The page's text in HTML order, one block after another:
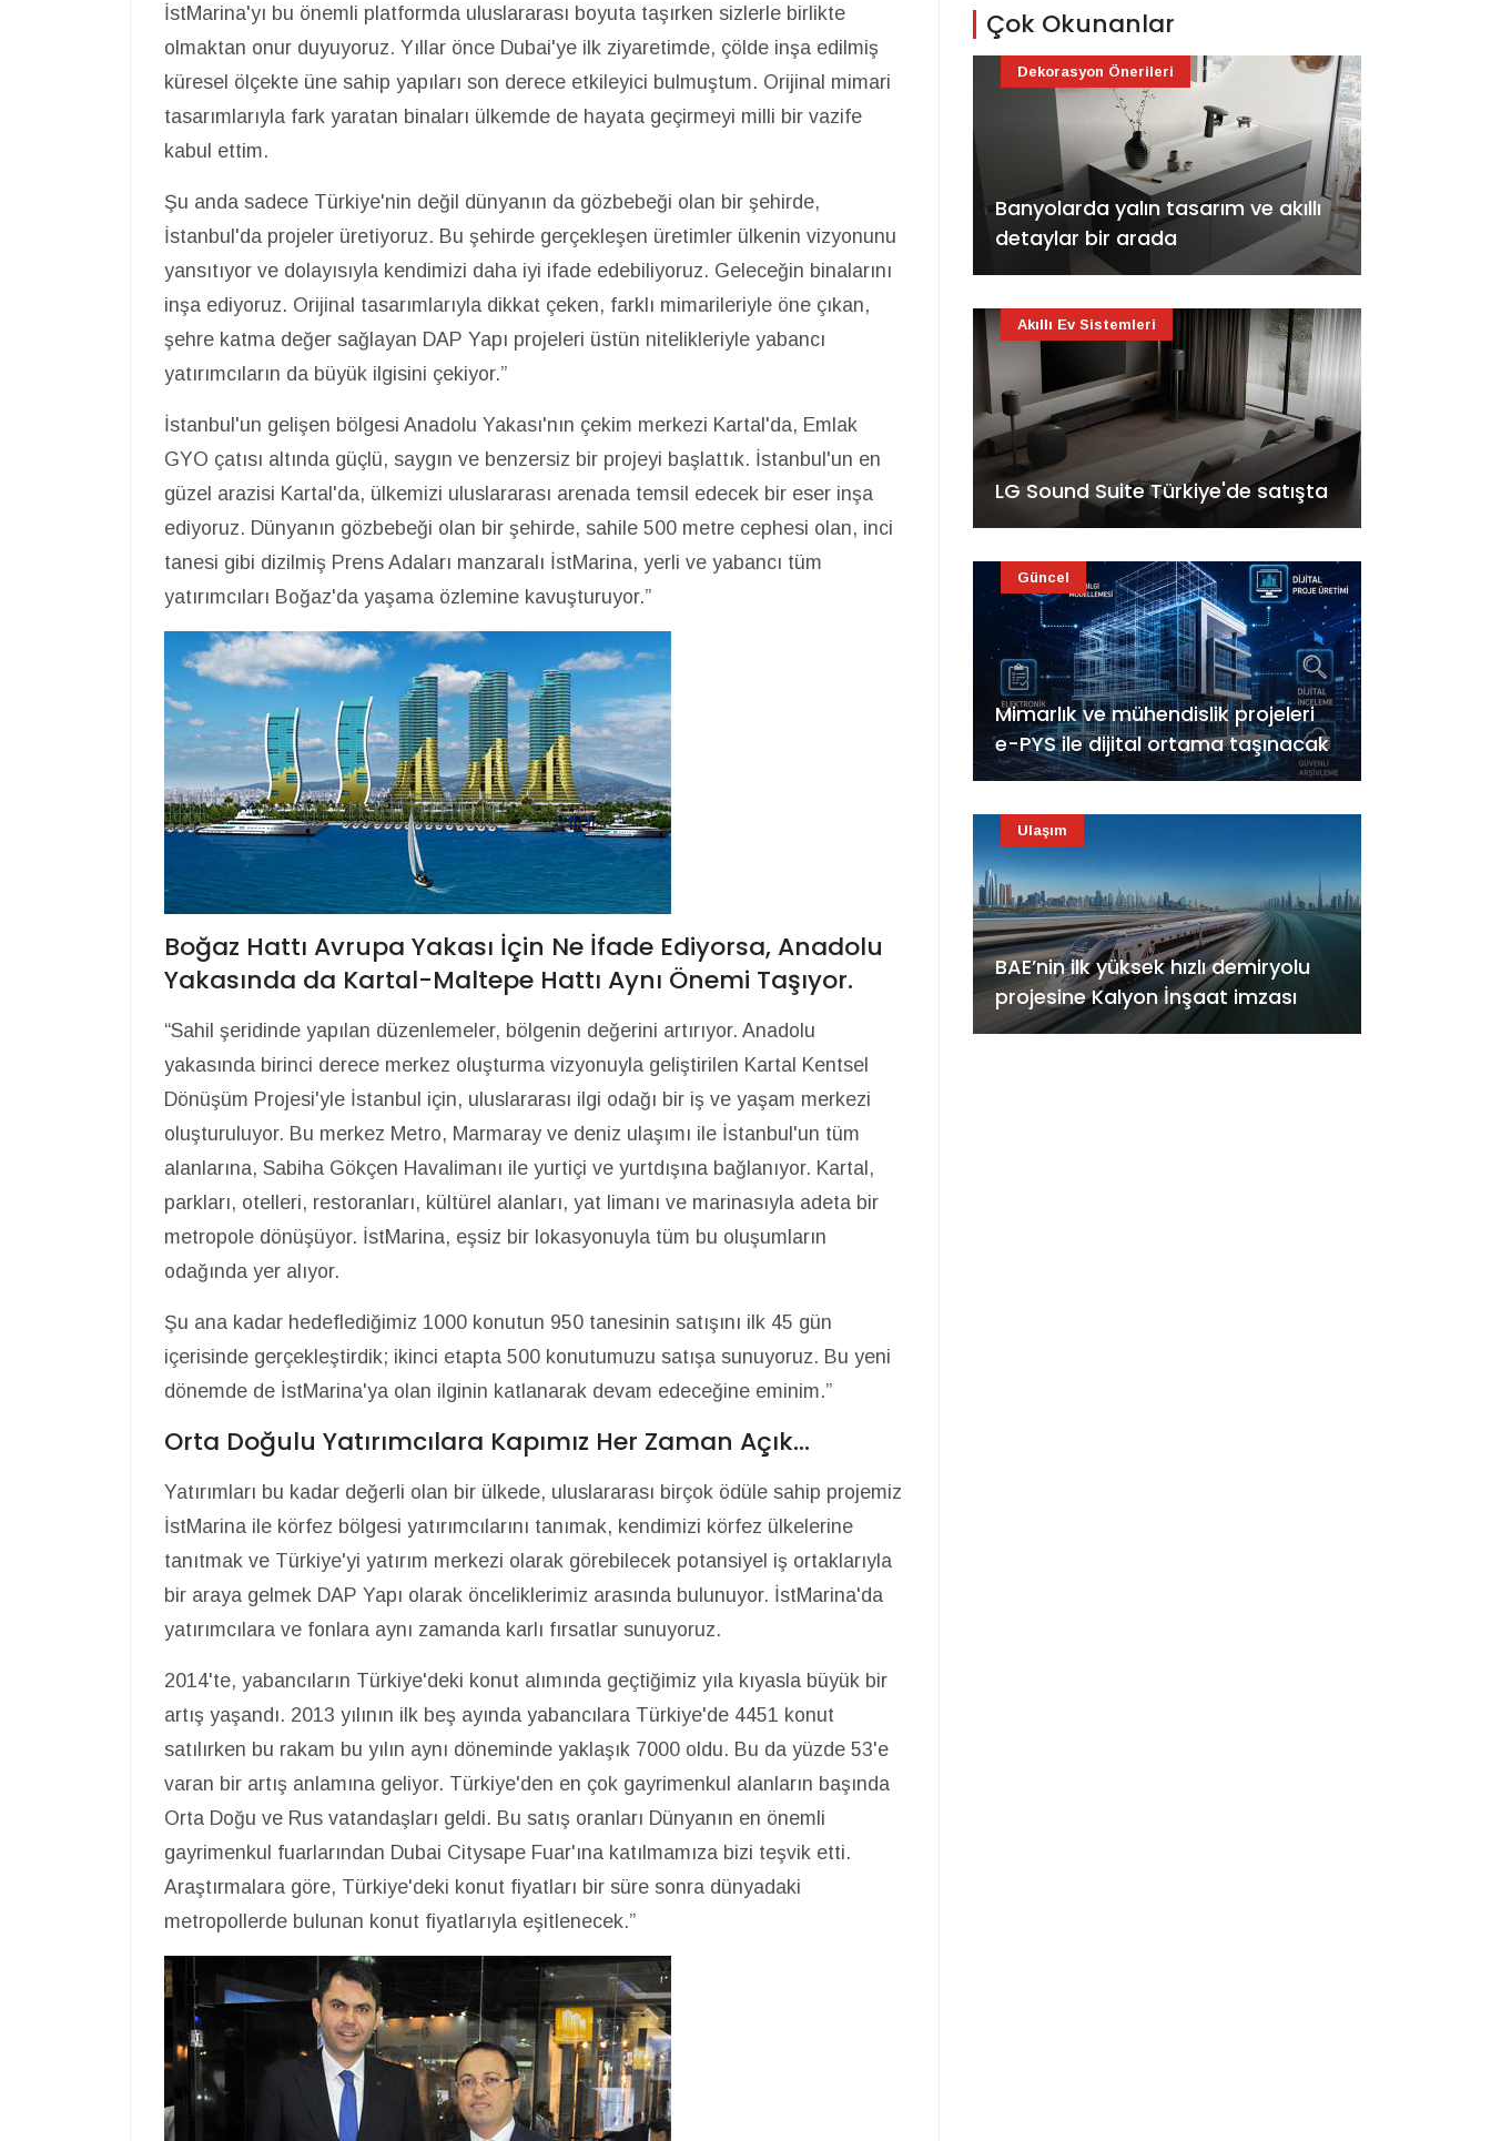
İstMarina'yı bu önemli platformda uluslararası boyuta taşırken sizlerle birlikte
olmaktan onur duyuyoruz. Yıllar önce Dubai'ye ilk ziyaretimde, çölde inşa edilmiş
küresel ölçekte üne sahip yapıları son derece etkileyici bulmuştum. Orijinal mimari
tasarımlarıyla fark yaratan binaları ülkemde de hayata geçirmeyi milli bir vazife
kabul ettim.
Şu anda sadece Türkiye'nin değil dünyanın da gözbebeği olan bir şehirde,
İstanbul'da projeler üretiyoruz. Bu şehirde gerçekleşen üretimler ülkenin vizyonunu
yansıtıyor ve dolayısıyla kendimizi daha iyi ifade edebiliyoruz. Geleceğin binalarını
inşa ediyoruz. Orijinal tasarımlarıyla dikkat çeken, farklı mimarileriyle öne çıkan,
şehre katma değer sağlayan DAP Yapı projeleri üstün nitelikleriyle yabancı
yatırımcıların da büyük ilgisini çekiyor.”
İstanbul'un gelişen bölgesi Anadolu Yakası'nın çekim merkezi Kartal'da, Emlak
GYO çatısı altında güçlü, saygın ve benzersiz bir projeyi başlattık. İstanbul'un en
güzel arazisi Kartal'da, ülkemizi uluslararası arenada temsil edecek bir eser inşa
ediyoruz. Dünyanın gözbebeği olan bir şehirde, sahile 500 metre cephesi olan, inci
tanesi gibi dizilmiş Prens Adaları manzaralı İstMarina, yerli ve yabancı tüm
yatırımcıları Boğaz'da yaşama özlemine kavuşturuyor.”
Boğaz Hattı Avrupa Yakası İçin Ne İfade Ediyorsa, Anadolu
Yakasında da Kartal-Maltepe Hattı Aynı Önemi Taşıyor.
“Sahil şeridinde yapılan düzenlemeler, bölgenin değerini artırıyor. Anadolu
yakasında birinci derece merkez oluşturma vizyonuyla geliştirilen Kartal Kentsel
Dönüşüm Projesi'yle İstanbul için, uluslararası ilgi odağı bir iş ve yaşam merkezi
oluşturuluyor. Bu merkez Metro, Marmaray ve deniz ulaşımı ile İstanbul'un tüm
alanlarına, Sabiha Gökçen Havalimanı ile yurtiçi ve yurtdışına bağlanıyor. Kartal,
parkları, otelleri, restoranları, kültürel alanları, yat limanı ve marinasıyla adeta bir
metropole dönüşüyor. İstMarina, eşsiz bir lokasyonuyla tüm bu oluşumların
odağında yer alıyor.
Şu ana kadar hedeflediğimiz 1000 konutun 950 tanesinin satışını ilk 45 gün
içerisinde gerçekleştirdik; ikinci etapta 500 konutumuzu satışa sunuyoruz. Bu yeni
dönemde de İstMarina'ya olan ilginin katlanarak devam edeceğine eminim.”
Orta Doğulu Yatırımcılara Kapımız Her Zaman Açık…
Yatırımları bu kadar değerli olan bir ülkede, uluslararası birçok ödüle sahip projemiz
İstMarina ile körfez bölgesi yatırımcılarını tanımak, kendimizi körfez ülkelerine
tanıtmak ve Türkiye'yi yatırım merkezi olarak görebilecek potansiyel iş ortaklarıyla
bir araya gelmek DAP Yapı olarak önceliklerimiz arasında bulunuyor. İstMarina'da
yatırımcılara ve fonlara aynı zamanda karlı fırsatlar sunuyoruz.
2014'te, yabancıların Türkiye'deki konut alımında geçtiğimiz yıla kıyasla büyük bir
artış yaşandı. 2013 yılının ilk beş ayında yabancılara Türkiye'de 4451 konut
satılırken bu rakam bu yılın aynı döneminde yaklaşık 7000 oldu. Bu da yüzde 53'e
varan bir artış anlamına geliyor. Türkiye'den en çok gayrimenkul alanların başında
Orta Doğu ve Rus vatandaşları geldi. Bu satış oranları Dünyanın en önemli
gayrimenkul fuarlarından Dubai Citysape Fuar'ına katılmamıza bizi teşvik etti.
Araştırmalara göre, Türkiye'deki konut fiyatları bir süre sonra dünyadaki
metropollerde bulunan konut fiyatlarıyla eşitlenecek.”
Çok Okunanlar
Banyolarda yalın tasarım ve akıllı
detaylar bir arada
Dekorasyon Önerileri
LG Sound Suite Türkiye'de satışta
Akıllı Ev Sistemleri
Mimarlık ve mühendislik projeleri
e-PYS ile dijital ortama taşınacak
Güncel
BAE’nin ilk yüksek hızlı demiryolu
projesine Kalyon İnşaat imzası
Ulaşım